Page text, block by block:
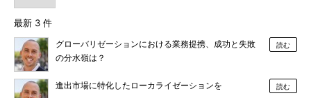
最新 3 件
グローバリゼーションにおける業務提携、成功と失敗
の分水嶺は？
読む
進出市場に特化したローカライゼーションを 読む